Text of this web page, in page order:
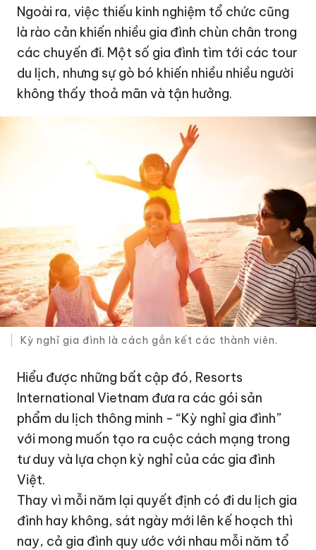
Ngoài ra, việc thiếu kinh nghiệm tổ chức cũng
là rào cản khiến nhiều gia đình chùn chân trong
các chuyến đi. Một số gia đình tìm tới các tour
du lịch, nhưng sự gò bó khiến nhiều nhiều người
không thấy thoả mãn và tận hưởng.
Kỳ nghỉ gia đình là cách gắn kết các thành viên.
Hiểu được những bất cập đó, Resorts
International Vietnam đưa ra các gói sản
phẩm du lịch thông minh - “Kỳ nghỉ gia đình”
với mong muốn tạo ra cuộc cách mạng trong
tư duy và lựa chọn kỳ nghỉ của các gia đình
Việt.
Thay vì mỗi năm lại quyết định có đi du lịch gia
đình hay không, sát ngày mới lên kế hoạch thì
nay, cả gia đình quy ước với nhau mỗi năm tổ